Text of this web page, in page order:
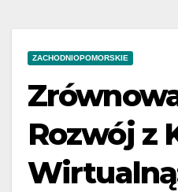
ZACHODNIOPOMORSKIE
Rozwój z